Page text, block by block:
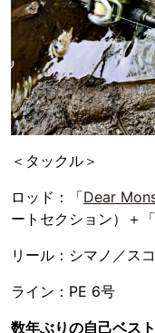
＜タックル＞
ロッド：「Dear
ートセクション）＋「
リール：シマノ／ス
ライン：PE 6号
数年ぶりの自己ベス